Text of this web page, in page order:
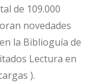
de 109.000
novedades
la Biblioguía de
Lectura en
).